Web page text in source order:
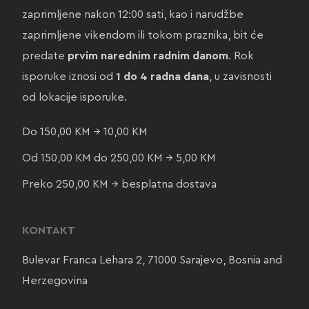
zaprimljene nakon 12:00 sati, kao i narudžbe
zaprimljene vikendom ili tokom praznika, bit će
predate prvim narednim radnim danom. Rok
isporuke iznosi od 1 do 4 radna dana, u zavisnosti
od lokacije isporuke.
Do 150,00 KM → 10,00 KM
Od 150,00 KM do 250,00 KM → 5,00 KM
Preko 250,00 KM → besplatna dostava
KONTAKT
Bulevar Franca Lehara 2, 71000 Sarajevo, Bosnia and
Herzegovina